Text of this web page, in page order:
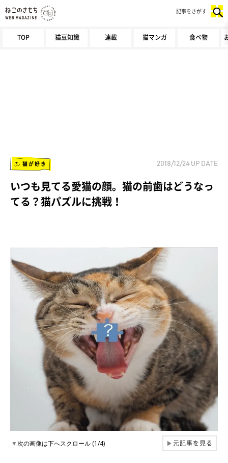
TOP 猫豆知識 連載 猫マンガ 食べ物
記事をさがす
猫が好き 2018/12/24 UP DATE
いつも見てる愛猫の顔。猫の前歯はどうなっ
てる？猫パズルに挑戦！
▼次の画像は下へスクロール (1/4) ▶元記事を見る